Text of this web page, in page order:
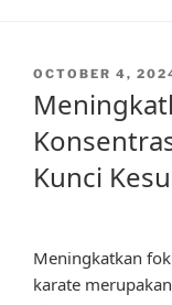
POSTED
OCTOBER 4,
Kunci
Meningkatkan
karate